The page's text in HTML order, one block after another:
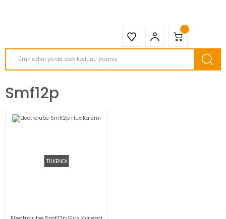
Smf12p
TÜKENDİ